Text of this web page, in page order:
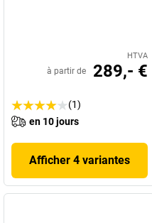
Alors faites confiance aux
HTVA
à partir de 289,- €
(1)
en 10 jours
Afficher 4 variantes